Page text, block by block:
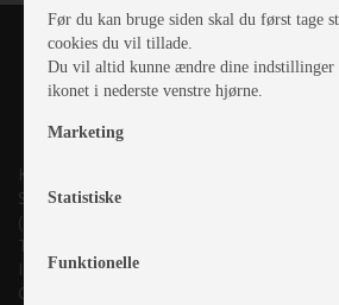
Kronjyllands Camping Center A/S
Suderholmen 10, 8960 Randers SØ
(Lige ud til Grenåvej)
Tlf. +45 87 10 98 70
Info@as-kcc.dk
CVR: 33 38 77 33
Før du kan bruge siden skal du først tage
cookies du vil tillade.
Du vil altid kunne ændre dine indstillinger
ikonet i nederste venstre hjørne.
Marketing
Statistiske
Funktionelle